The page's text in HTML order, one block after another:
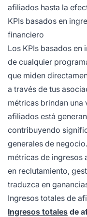
afiliados hasta la
KPIs basados en
financiero
Los KPIs basados en
de cualquier
que miden
a través de tus
métricas brindan una
afiliados está
contribuyendo
generales de
métricas de ingresos
en reclutamiento,
traduzca en
Ingresos totales de
Ingresos totales de